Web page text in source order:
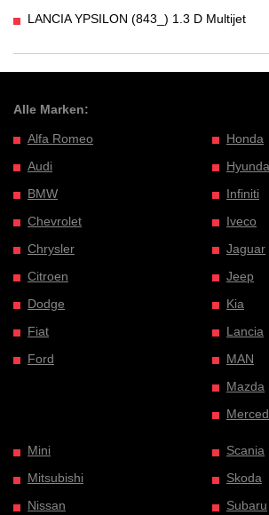
LANCIA YPSILON (843_) 1.3 D Multijet
Alle Marken:
Alfa Romeo
Audi
BMW
Chevrolet
Chrysler
Citroen
Dodge
Fiat
Ford
Honda
Infiniti
Iveco
Jaguar
Jeep
Kia
Lancia
MAN
Mazda
Mini
Mitsubishi
Nissan
Scania
Skoda
Subaru